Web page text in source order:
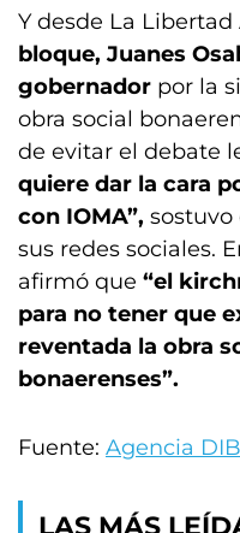
Y desde La Libertad
bloque, Juanes
gobernador por la
obra social
de evitar el debate
quiere dar la cara
con IOMA”, sostuvo
sus redes sociales.
afirmó que “el
para no tener que
reventada la obra
bonaerenses”.
Fuente: Agencia DIB
LAS MÁS